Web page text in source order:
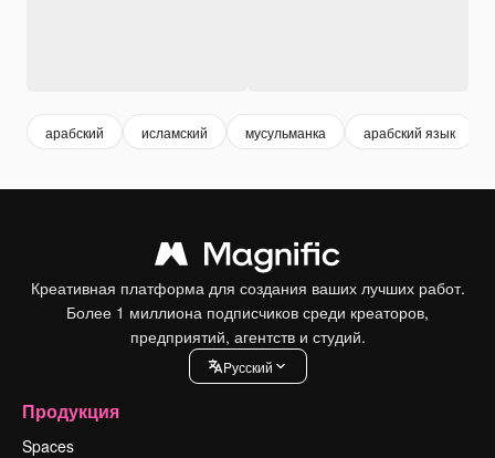
арабский исламский мусульманка арабский язык
Креативная платформа для создания ваших лучших работ.
Более 1 миллиона подписчиков среди креаторов,
предприятий, агентств и студий.
Pусский
Продукция
Spaces